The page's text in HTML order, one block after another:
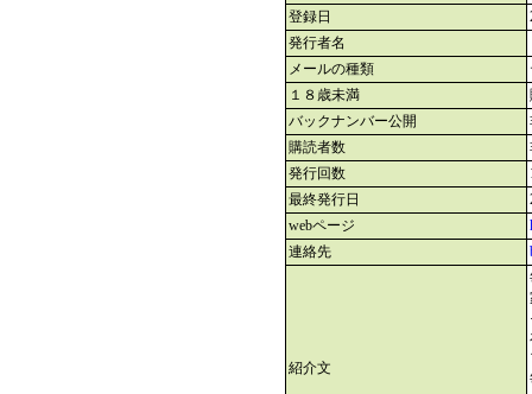
登録日
発行者名
メールの種類
１８歳未満
バックナンバー公開
購読者数
発行回数
最終発行日
webページ
連絡先
紹介文